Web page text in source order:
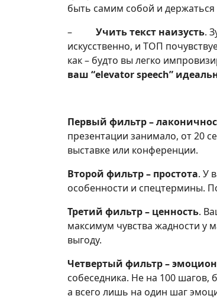
быть самим собой и
– Учить текст наизусть.
искусственно, и ТОП
как – будто вы легко
ваш “elevator speech”
Первый фильтр –
презентации занимало, от 20
выставке или конференции.
Второй фильтр – простота. У
особенности и спецтермины.
Третий фильтр – ценность.
максимум чувства жадности у
выгоду.
Четвертый фильтр –
собеседника. Не на 100 шагов,
а всего лишь на один шаг